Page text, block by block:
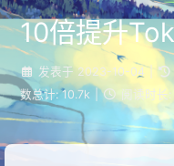
10倍提升
发表于 2023-10-04 |
数总计: 10.7k 阅读时长: